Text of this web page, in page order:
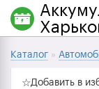
Каталог »
☆Добавить в